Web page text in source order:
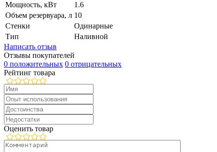
Мощность, кВт
1.6
Объем резервуара, л 10
Стенки
Одинарные
Тип
Наливной
Написать отзыв
Отзывы покупателей
0 положительных 0 отрицательных
Рейтинг товара
Оценить товар